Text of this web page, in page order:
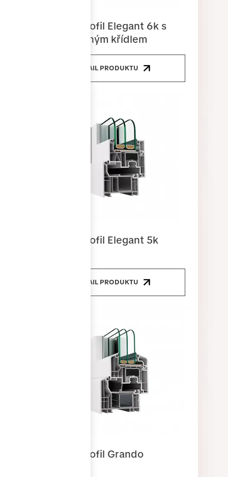
Okenní profil Elegant 6k s
předsazeným křídlem
DETAIL PRODUKTU
Okenní profil Elegant 5k
DETAIL PRODUKTU
Okenní profil Grando